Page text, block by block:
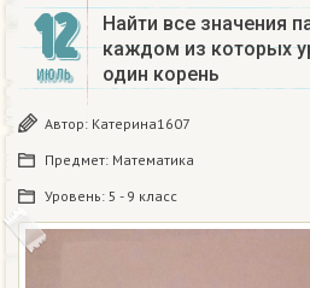
12
ИЮЛЬ
Найти все значения
каждом из которых
один корень
Автор: Катерина1607
Предмет: Математика
Уровень: 5 - 9 класс